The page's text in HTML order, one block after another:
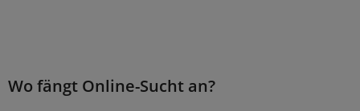
Wo fängt Online-Sucht an?